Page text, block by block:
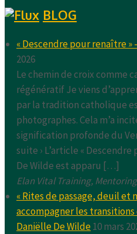
BLOG
« Descendre pour renaître »
2026
Le chemin de croix comme
régénératif Je viens
par la tradition catholique
photographes. Cela m’a
signification profonde du
suite › L’article «
De Wilde est apparu […]
Elan Vital Training,
« Rites de passage, deuil
accompagner les transitions
Daniëlle De Wilde10 mars